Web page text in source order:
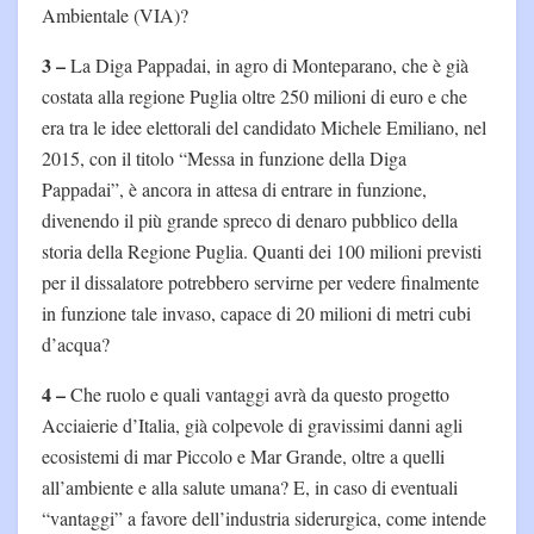
Ambientale (VIA)?
3 –La Diga Pappadai, in agro di Monteparano, che è già
costata alla regione Puglia oltre 250 milioni di euro e che
era tra le idee elettorali del candidato Michele Emiliano, nel
2015, con il titolo “Messa in funzione della Diga
Pappadai”, è ancora in attesa di entrare in funzione,
divenendo il più grande spreco di denaro pubblico della
storia della Regione Puglia. Quanti dei 100 milioni previsti
per il dissalatore potrebbero servirne per vedere finalmente
in funzione tale invaso, capace di 20 milioni di metri cubi
d’acqua?
4 –Che ruolo e quali vantaggi avrà da questo progetto
Acciaierie d’Italia, già colpevole di gravissimi danni agli
ecosistemi di mar Piccolo e Mar Grande, oltre a quelli
all’ambiente e alla salute umana? E, in caso di eventuali
“vantaggi” a favore dell’industria siderurgica, come intende